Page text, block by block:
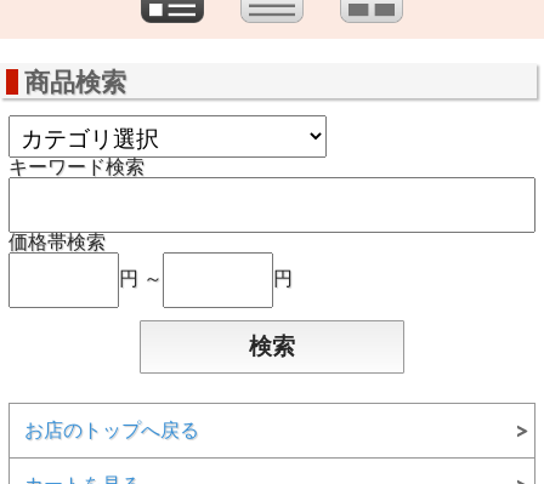
商品検索
キーワード検索
価格帯検索
円 ～
円
お店のトップへ戻る